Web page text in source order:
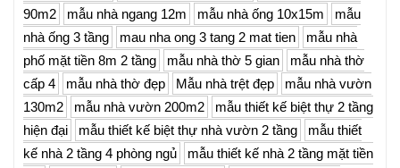
90m2
mẫu nhà ngang 12m mẫu nhà ống 10x15m
mẫu
nhà ống 3 tầng
mau nha ong 3 tang 2 mat tien
mẫu nhà
phố mặt tiền 8m 2 tầng
mẫu nhà thờ 5 gian
mẫu nhà thờ
cấp 4
mẫu nhà thờ đẹp Mẫu nhà trệt đẹp
mẫu nhà vườn
130m2
mẫu nhà vườn 200m2
mẫu thiết kế biệt thự 2 tầng
hiện đại
mẫu thiết kế biệt thự nhà vườn 2 tầng
mẫu thiết
kế nhà 2 tầng 4 phòng ngủ
mẫu thiết kế nhà 2 tầng mặt tiền